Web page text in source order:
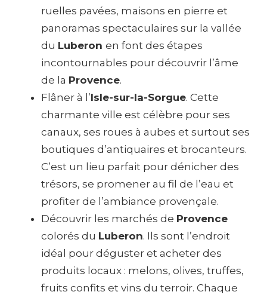
ruelles pavées, maisons en pierre et
panoramas spectaculaires sur la vallée
du Luberon en font des étapes
incontournables pour découvrir l’âme
de la Provence.
Flâner à l’Isle-sur-la-Sorgue. Cette
charmante ville est célèbre pour ses
canaux, ses roues à aubes et surtout ses
boutiques d’antiquaires et brocanteurs.
C’est un lieu parfait pour dénicher des
trésors, se promener au fil de l’eau et
profiter de l’ambiance provençale.
Découvrir les marchés de Provence
colorés du Luberon. Ils sont l’endroit
idéal pour déguster et acheter des
produits locaux : melons, olives, truffes,
fruits confits et vins du terroir. Chaque